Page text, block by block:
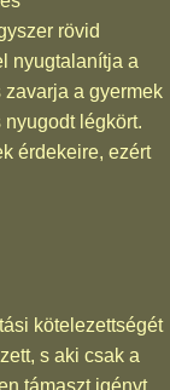
rövid
nyugtalanítja a
a gyermek
légkört.
érdekeire, ezért
kötelezettségét
s aki csak a
támaszt igényt